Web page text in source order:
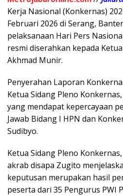
Kerja Nasional (Konkernas)
Februari 2026 di Serang,
pelaksanaan Hari Pers
resmi diserahkan kepada
Akhmad Munir.
Penyerahan Laporan
Ketua Sidang Pleno
yang mendapat kepercayaan
Jawab Bidang I HPN dan
Sudibyo.
Ketua Sidang Pleno
akrab disapa Zugito
keputusan merupakan hasil
peserta dari 35 Pengurus PWI